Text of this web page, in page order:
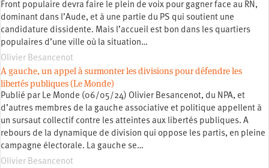
Front populaire devra faire le plein de voix pour gagner face au RN,
dominant dans l’Aude, et à une partie du PS qui soutient une
candidature dissidente. Mais l’accueil est bon dans les quartiers
populaires d’une ville où la situation…
Olivier Besancenot
A gauche, un appel à surmonter les divisions pour défendre les
libertés publiques (Le Monde)
Publié par Le Monde (06/05/24) Olivier Besancenot, du NPA, et
d’autres membres de la gauche associative et politique appellent à
un sursaut collectif contre les atteintes aux libertés publiques. A
rebours de la dynamique de division qui oppose les partis, en pleine
campagne électorale. La gauche se…
Olivier Besancenot